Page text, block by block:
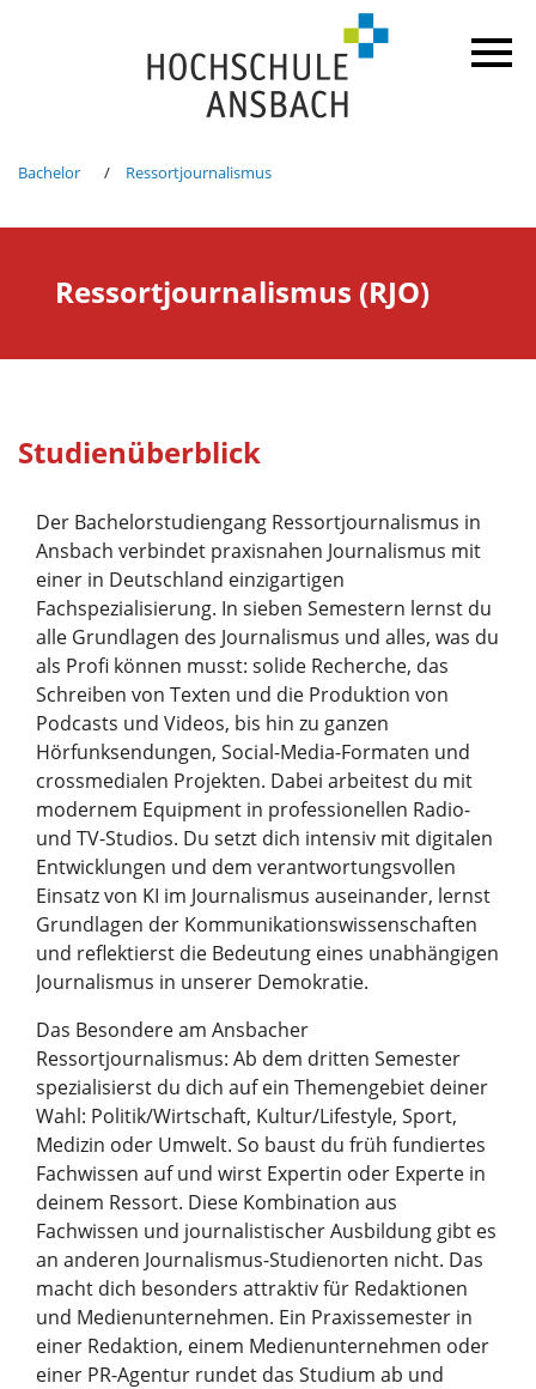
Bachelor Ressortjournalismus
Ressortjournalismus (RJO)
Studienüberblick
Der Bachelorstudiengang Ressortjournalismus in
Ansbach verbindet praxisnahen Journalismus mit
einer in Deutschland einzigartigen
Fachspezialisierung. In sieben Semestern lernst du
alle Grundlagen des Journalismus und alles, was du
als Profi können musst: solide Recherche, das
Schreiben von Texten und die Produktion von
Podcasts und Videos, bis hin zu ganzen
Hörfunksendungen, Social-Media-Formaten und
crossmedialen Projekten. Dabei arbeitest du mit
modernem Equipment in professionellen Radio-
und TV-Studios. Du setzt dich intensiv mit digitalen
Entwicklungen und dem verantwortungsvollen
Einsatz von KI im Journalismus auseinander, lernst
Grundlagen der Kommunikationswissenschaften
und reflektierst die Bedeutung eines unabhängigen
Journalismus in unserer Demokratie.
Das Besondere am Ansbacher
Ressortjournalismus: Ab dem dritten Semester
spezialisierst du dich auf ein Themengebiet deiner
Wahl: Politik/Wirtschaft, Kultur/Lifestyle, Sport,
Medizin oder Umwelt. So baust du früh fundiertes
Fachwissen auf und wirst Expertin oder Experte in
deinem Ressort. Diese Kombination aus
Fachwissen und journalistischer Ausbildung gibt es
an anderen Journalismus-Studienorten nicht. Das
macht dich besonders attraktiv für Redaktionen
und Medienunternehmen. Ein Praxissemester in
einer Redaktion, einem Medienunternehmen oder
einer PR-Agentur rundet das Studium ab und